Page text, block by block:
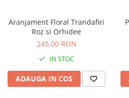
Aranjament Floral Trandafiri
Roz si Orhidee
245,00 RON
IN STOC
ADAUGA IN COS